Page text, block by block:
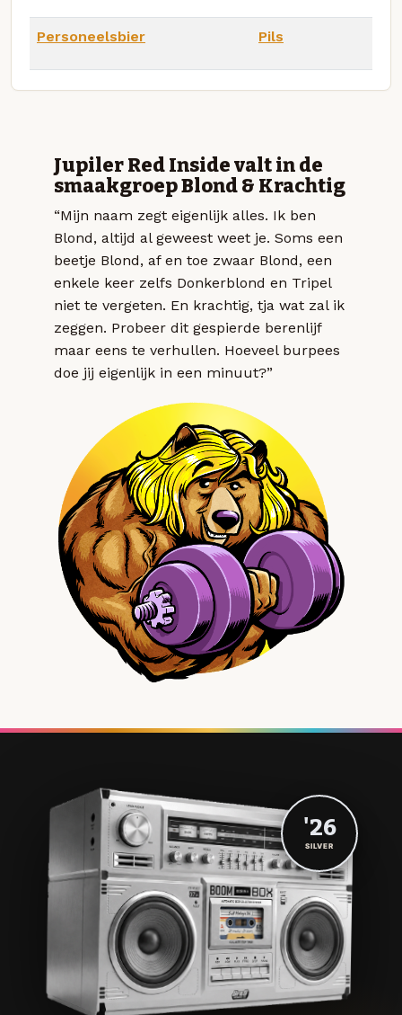
Personeelsbier Pils
Jupiler Red Inside valt in de
smaakgroep Blond & Krachtig
“Mijn naam zegt eigenlijk alles. Ik ben
Blond, altijd al geweest weet je. Soms een
beetje Blond, af en toe zwaar Blond, een
enkele keer zelfs Donkerblond en Tripel
niet te vergeten. En krachtig, tja wat zal ik
zeggen. Probeer dit gespierde berenlijf
maar eens te verhullen. Hoeveel burpees
doe jij eigenlijk in een minuut?”
'26
SILVER